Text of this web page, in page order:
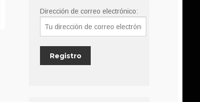
Dirección de correo electrónico: